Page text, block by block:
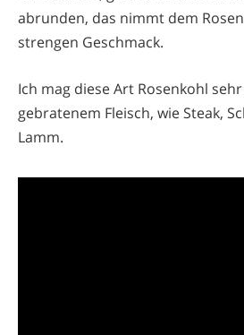
abrunden, das nimmt dem
strengen Geschmack.
Ich mag diese Art Rosenkohl
gebratenem Fleisch, wie Steak,
Lamm.